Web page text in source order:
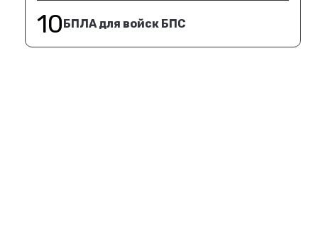
10БПЛА для войск БПС